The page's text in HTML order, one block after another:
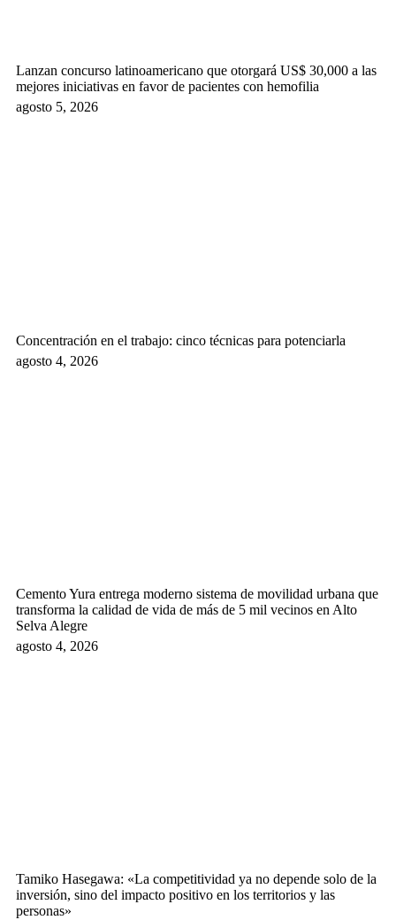
Lanzan concurso latinoamericano que otorgará US$ 30,000 a las
mejores iniciativas en favor de pacientes con hemofilia
agosto 5, 2026
Concentración en el trabajo: cinco técnicas para potenciarla
agosto 4, 2026
Cemento Yura entrega moderno sistema de movilidad urbana que
transforma la calidad de vida de más de 5 mil vecinos en Alto
Selva Alegre
agosto 4, 2026
Tamiko Hasegawa: «La competitividad ya no depende solo de la
inversión, sino del impacto positivo en los territorios y las
personas»